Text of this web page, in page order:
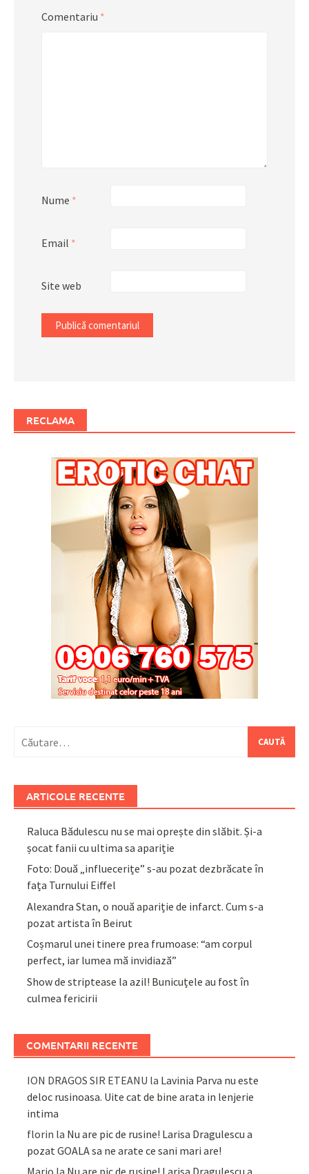
Comentariu *
Nume *
Email *
Site web
RECLAMA
după:
ARTICOLE RECENTE
Raluca Bădulescu nu se mai oprește din slăbit. Și-a
șocat fanii cu ultima sa apariție
Foto: Două „influecerițe” s-au pozat dezbrăcate în
fața Turnului Eiffel
Alexandra Stan, o nouă apariție de infarct. Cum s-a
pozat artista în Beirut
Coșmarul unei tinere prea frumoase: “am corpul
perfect, iar lumea mă invidiază”
Show de striptease la azil! Bunicuțele au fost în
culmea fericirii
COMENTARII RECENTE
ION DRAGOS SIR ETEANU la Lavinia Parva nu este
deloc rusinoasa. Uite cat de bine arata in lenjerie
intima
florin la Nu are pic de rusine! Larisa Dragulescu a
pozat GOALA sa ne arate ce sani mari are!